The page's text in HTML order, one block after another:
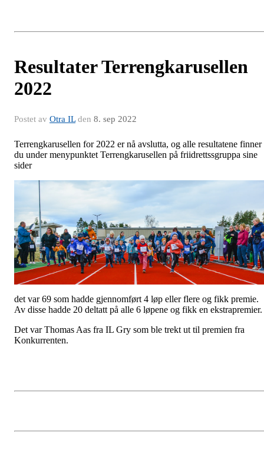
Resultater Terrengkarusellen
2022
Postet av Otra ILden 8. sep 2022
Terrengkarusellen for 2022 er nå avslutta, og alle resultatene finner
du under menypunktet Terrengkarusellen på friidrettssgruppa sine
sider
det var 69 som hadde gjennomført 4 løp eller flere og fikk premie.
Av disse hadde 20 deltatt på alle 6 løpene og fikk en ekstrapremier.
Det var Thomas Aas fra IL Gry som ble trekt ut til premien fra
Konkurrenten.